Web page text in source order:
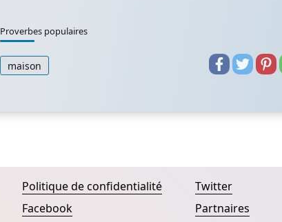
Proverbes populaires
maison
Politique de confidentialité
Facebook
Twitter
Partnaires